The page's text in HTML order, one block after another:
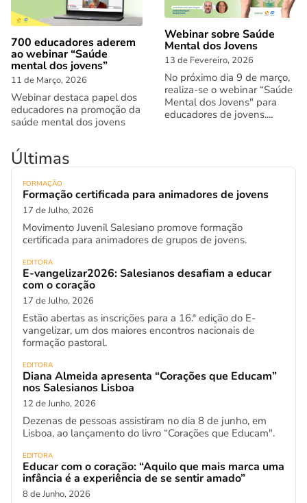
700 educadores aderem
ao webinar “Saúde
mental dos jovens”
11 de Março, 2026
Webinar destaca papel dos
educadores na promoção da
saúde mental dos jovens
Webinar sobre Saúde
Mental dos Jovens
13 de Fevereiro, 2026
No próximo dia 9 de março,
realiza-se o webinar “Saúde
Mental dos Jovens" para
educadores de jovens....
Últimas
FORMAÇÃO
Formação certificada para animadores de jovens
17 de Julho, 2026
Movimento Juvenil Salesiano promove formação
certificada para animadores de grupos de jovens.
EDITORA
E-vangelizar2026: Salesianos desafiam a educar
com o coração
17 de Julho, 2026
Estão abertas as inscrições para a 16.ª edição do E-
vangelizar, um dos maiores encontros nacionais de
formação pastoral.
EDITORA
Diana Almeida apresenta “Corações que Educam”
nos Salesianos Lisboa
12 de Junho, 2026
Dezenas de pessoas assistiram no dia 8 de junho, em
Lisboa, ao lançamento do livro “Corações que Educam".
EDITORA
Educar com o coração: “Aquilo que mais marca uma
infância é a experiência de se sentir amado”
8 de Junho, 2026